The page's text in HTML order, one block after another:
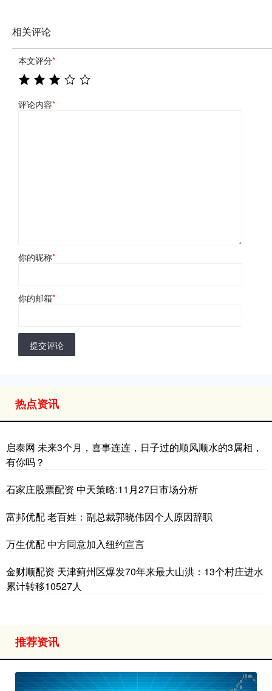
相关评论
本文评分*
评论内容*
你的昵称*
你的邮箱*
提交评论
热点资讯
启泰网 未来3个月，喜事连连，日子过的顺风顺水的3属相，
有你吗？
石家庄股票配资 中天策略:11月27日市场分析
富邦优配 老百姓：副总裁郭晓伟因个人原因辞职
万生优配 中方同意加入纽约宣言
金财顺配资 天津蓟州区爆发70年来最大山洪：13个村庄进水
累计转移10527人
推荐资讯